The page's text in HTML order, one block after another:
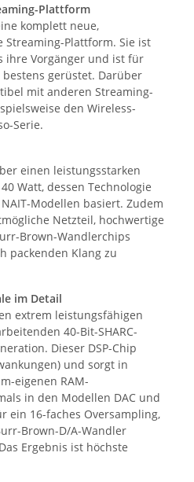
Plattform
komplett neue,
Plattform. Sie ist
ihre Vorgänger und ist für
gerüstet. Darüber
mit anderen Streaming-
den Wireless-
Serie.
einen leistungsstarken
Watt, dessen Technologie
Modellen basiert. Zudem
Netzteil, hochwertige
Brown-Wandlerchips
packenden Klang zu
im Detail
extrem leistungsfähigen
40-Bit-SHARC-
Dieser DSP-Chip
und sorgt in
eigenen RAM-
in den Modellen DAC und
ein 16-faches Oversampling,
Brown-D/A-Wandler
Ergebnis ist höchste